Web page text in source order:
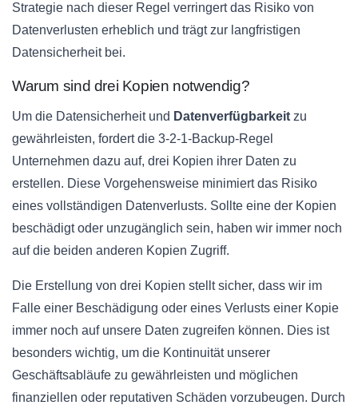
Strategie nach dieser Regel verringert das Risiko von
Datenverlusten erheblich und trägt zur langfristigen
Datensicherheit bei.
Warum sind drei Kopien notwendig?
Um die Datensicherheit und Datenverfügbarkeit zu
gewährleisten, fordert die 3-2-1-Backup-Regel
Unternehmen dazu auf, drei Kopien ihrer Daten zu
erstellen. Diese Vorgehensweise minimiert das Risiko
eines vollständigen Datenverlusts. Sollte eine der Kopien
beschädigt oder unzugänglich sein, haben wir immer noch
auf die beiden anderen Kopien Zugriff.
Die Erstellung von drei Kopien stellt sicher, dass wir im
Falle einer Beschädigung oder eines Verlusts einer Kopie
immer noch auf unsere Daten zugreifen können. Dies ist
besonders wichtig, um die Kontinuität unserer
Geschäftsabläufe zu gewährleisten und möglichen
finanziellen oder reputativen Schäden vorzubeugen. Durch